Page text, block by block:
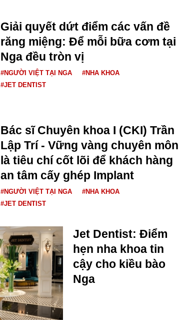
Giải quyết dứt điểm các vấn đề
răng miệng: Để mỗi bữa cơm tại
Nga đều tròn vị
#NGƯỜI VIỆT TẠI NGA
#NHA KHOA
#JET DENTIST
Bác sĩ Chuyên khoa I (CKI) Trần
Lập Trí - Vững vàng chuyên môn
là tiêu chí cốt lõi để khách hàng
an tâm cấy ghép Implant
#NGƯỜI VIỆT TẠI NGA
#NHA KHOA
#JET DENTIST
Jet Dentist: Điểm
hẹn nha khoa tin
cậy cho kiều bào
Nga